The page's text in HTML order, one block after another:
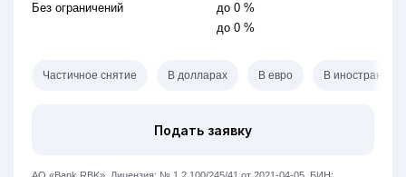
Без ограничений
до 0 %
до 0 %
Подать заявку
Частичное снятие В долларах В евро В иностранной